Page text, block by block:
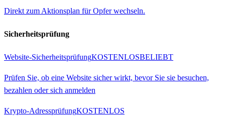
Direkt zum Aktionsplan für Opfer wechseln.
Sicherheitsprüfung
Website-SicherheitsprüfungKOSTENLOSBELIEBT
Prüfen Sie, ob eine Website sicher wirkt, bevor Sie sie besuchen,
bezahlen oder sich anmelden
Krypto-AdressprüfungKOSTENLOS